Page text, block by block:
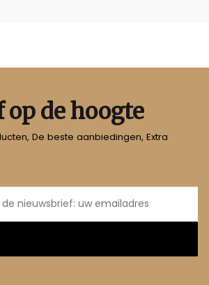
op de hoogte
De beste aanbiedingen, Extra